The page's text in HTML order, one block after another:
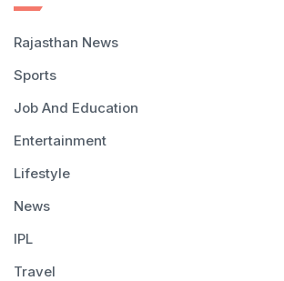
Rajasthan News
Sports
Job And Education
Entertainment
Lifestyle
News
IPL
Travel